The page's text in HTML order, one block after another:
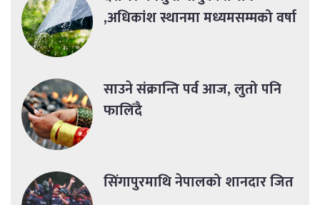
,अधिकांश स्थानमा मध्यमसम्मको वर्षा
साउने संक्रान्ति पर्व आज, लुतो पनि
फालिँदै
सिंगापुरमाथि नेपालको शानदार जित